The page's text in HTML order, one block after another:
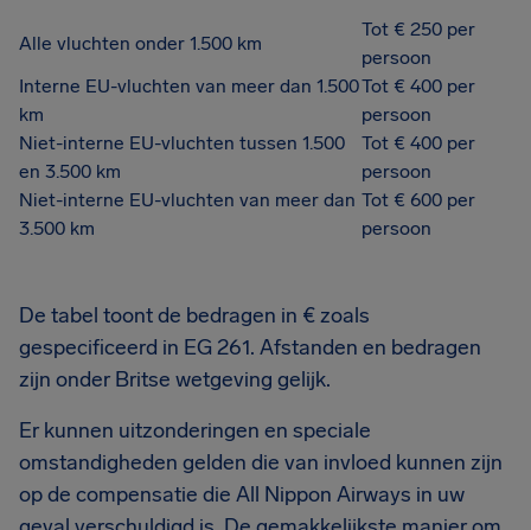
Alle vluchten onder 1.500 km
Tot € 250 per
persoon
Interne EU-vluchten van meer dan 1.500
km
Tot € 400 per
persoon
Niet-interne EU-vluchten tussen 1.500
en 3.500 km
Tot € 400 per
persoon
Niet-interne EU-vluchten van meer dan
3.500 km
Tot € 600 per
persoon
De tabel toont de bedragen in € zoals
gespecificeerd in EG 261. Afstanden en bedragen
zijn onder Britse wetgeving gelijk.
Er kunnen uitzonderingen en speciale
omstandigheden gelden die van invloed kunnen zijn
op de compensatie die All Nippon Airways in uw